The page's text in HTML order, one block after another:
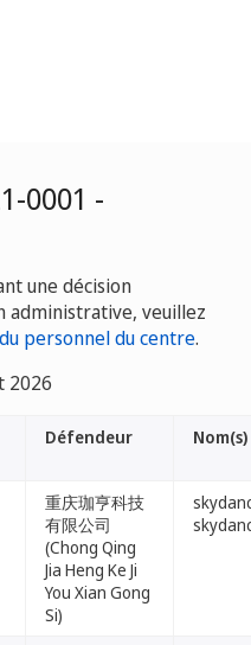
0001 -
une décision
administrative, veuillez
personnel du centre.
2026
Défendeur
重庆珈亨科技
有限公司
(Chong Qing
Jia Heng Ke Ji
You Xian Gong
Si)